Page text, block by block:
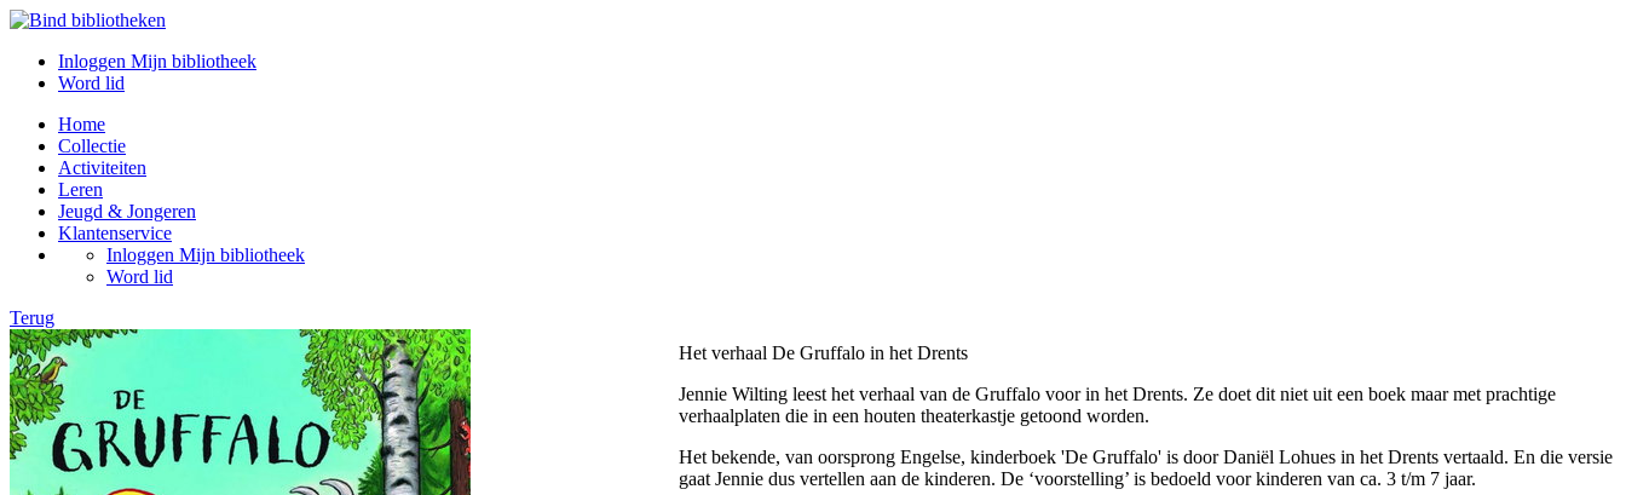
Inloggen Mijn bibliotheek
Word lid
Home
Collectie
Activiteiten
Leren
Jeugd & Jongeren
Klantenservice
Inloggen Mijn bibliotheek
Word lid
Terug
Het verhaal De Gruffalo in het Drents
Jennie Wilting leest het verhaal van de Gruffalo voor in het Drents. Ze doet dit niet uit een boek maar met prachtige
verhaalplaten die in een houten theaterkastje getoond worden.
Het bekende, van oorsprong Engelse, kinderboek 'De Gruffalo' is door Daniël Lohues in het Drents vertaald. En die versie
gaat Jennie dus vertellen aan de kinderen. De ‘voorstelling’ is bedoeld voor kinderen van ca. 3 t/m 7 jaar.